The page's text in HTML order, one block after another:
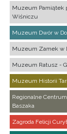
Muzeum Pamiątek
Wiśniczu
Muzeum Dwór w
Muzeum Zamek w
Muzeum Ratusz -
Muzeum Historii
Regionalne
Baszaka
Zagroda Felicji